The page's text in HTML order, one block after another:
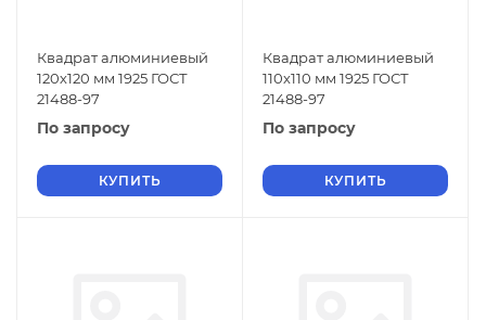
Квадрат алюминиевый
120х120 мм 1925 ГОСТ
21488-97
По запросу
КУПИТЬ
Квадрат алюминиевый
110х110 мм 1925 ГОСТ
21488-97
По запросу
КУПИТЬ